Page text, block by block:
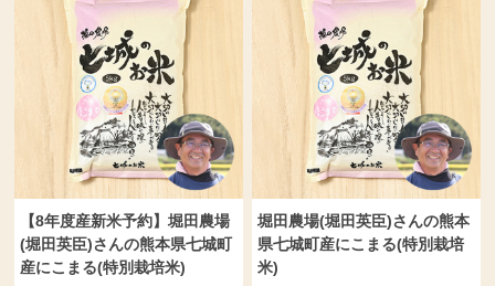
【8年度産新米予約】堀田農場
(堀田英臣)さんの熊本県七城町
産にこまる(特別栽培米)
堀田農場(堀田英臣)さんの熊本
県七城町産にこまる(特別栽培
米)